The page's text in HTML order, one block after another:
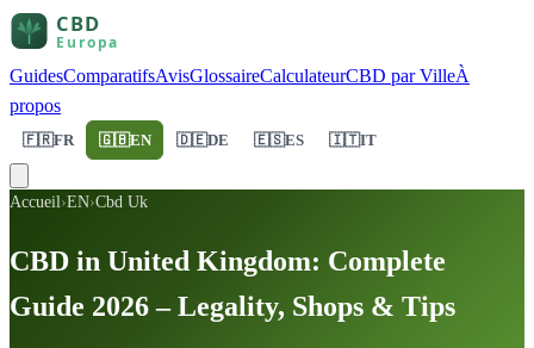
GuidesComparatifsAvisGlossaireCalculateurCBD par VilleÀ
propos
🇫🇷FR 🇬🇧EN 🇩🇪DE 🇪🇸ES 🇮🇹IT
Accueil›EN›Cbd Uk
CBD in United Kingdom: Complete
Guide 2026 – Legality, Shops & Tips